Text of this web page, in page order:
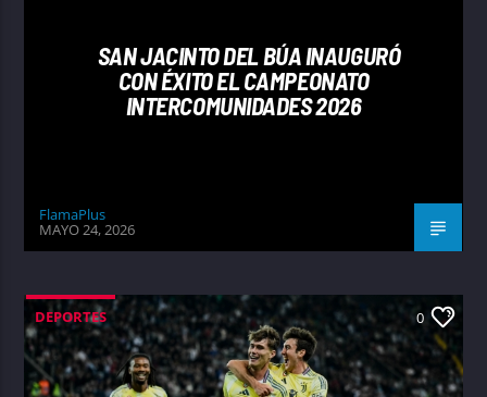
SAN JACINTO DEL BÚA INAUGURÓ
CON ÉXITO EL CAMPEONATO
INTERCOMUNIDADES 2026
FlamaPlus
MAYO 24, 2026
DEPORTES 0